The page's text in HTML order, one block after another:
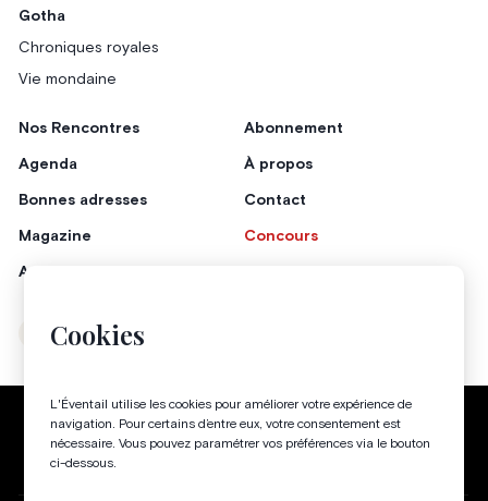
Cookies
L'Éventail utilise les cookies pour améliorer votre expérience de
navigation. Pour certains d’entre eux, votre consentement est
nécessaire. Vous pouvez paramétrer vos préférences via le bouton
ci-dessous.
Gotha
Chroniques royales
Vie mondaine
Nos Rencontres
Agenda
Bonnes adresses
Magazine
Annonceurs
Abonnement
À propos
Contact
Concours
Instagram
Politique de confidentialité Conditions générales
Gestion des cookies